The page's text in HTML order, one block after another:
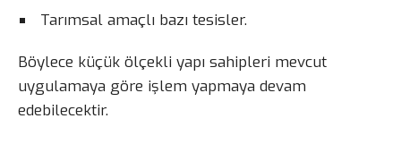
Tarımsal amaçlı bazı tesisler.
Böylece küçük ölçekli yapı sahipleri mevcut
uygulamaya göre işlem yapmaya devam
edebilecektir.